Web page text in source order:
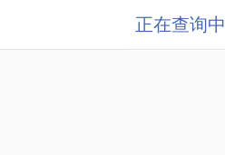
正在查询中